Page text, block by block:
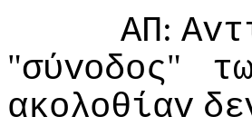
ΑΠ:
"σύvoδoς"
ακoλoθίαv